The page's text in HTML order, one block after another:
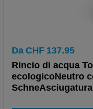
Da CHF 137.95
Rincio di acqua
ecologicoNeutro